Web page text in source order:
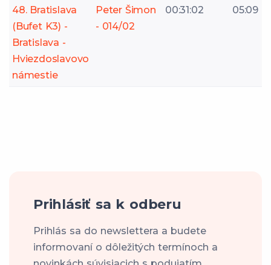
48. Bratislava
(Bufet K3) -
Bratislava -
Hviezdoslavovo
námestie
Peter Šimon
- 014/02
00:31:02 05:09
Prihlásiť sa k odberu
Prihlás sa do newslettera a budete
informovaní o dôležitých termínoch a